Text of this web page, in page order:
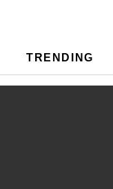
TRENDING